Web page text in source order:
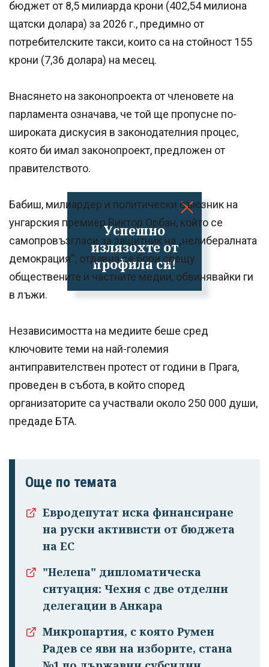
Успешно
излязохте от
профила си!
бюджет от 8,5 милиарда крони (402,54 милиона
щатски долара) за 2026 г., предимно от
потребителските такси, които са на стойност 155
крони (7,36 долара) на месец.
Внасянето на законопроекта от членовете на
парламента означава, че той ще пропусне по-
широката дискусия в законодателния процес,
която би имал законопроект, предложен от
правителството.
Бабиш, милиардер и политически съюзник на
унгарския премиер Виктор Орбан, който се
самопровъзгласи за защитник на „нелибералната
демокрация“, отдавна се бори срещу
обществените и частните медии, обвинявайки ги
в лъжи.
Независимостта на медиите беше сред
ключовите теми на най-големия
антиправителствен протест от години в Прага,
проведен в събота, в който според
организаторите са участвали около 250 000 души,
предаде БТА.
Още по темата
Евродепутат иска финансиране
на руски активисти от бюджета
на ЕС
"Нелепа" дипломатическа
ситуация: Чехия с две отделни
делегации в Анкара
Микропартия, с която Румен
Радев се яви на изборите, стана